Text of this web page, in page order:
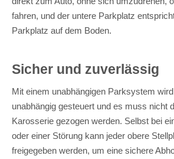
fahren, und der untere Parkplatz
Parkplatz auf dem Boden.
Sicher und zuverlässig
Mit einem unabhängigen Parksystem
unabhängig gesteuert und es muss nicht
Karosserie gezogen werden. Selbst bei
oder einer Störung kann jeder obere
freigegeben werden, um eine sichere